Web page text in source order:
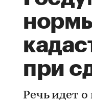
при
Речь идет